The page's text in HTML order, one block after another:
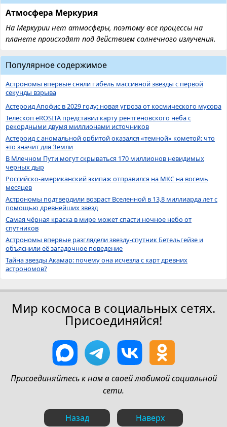
Атмосфера Меркурия
На Меркурии нет атмосферы, поэтому все процессы на
планете происходят под действием солнечного излучения.
Популярное содержимое
Астрономы впервые сняли гибель массивной звезды с первой
секунды взрыва
Астероид Апофис в 2029 году: новая угроза от космического мусора
Телескоп eROSITA представил карту рентгеновского неба с
рекордными двумя миллионами источников
Астероид с аномальной орбитой оказался «темной» кометой: что
это значит для Земли
В Млечном Пути могут скрываться 170 миллионов невидимых
черных дыр
Российско-американский экипаж отправился на МКС на восемь
месяцев
Астрономы подтвердили возраст Вселенной в 13,8 миллиарда лет с
помощью древнейших звёзд
Самая чёрная краска в мире может спасти ночное небо от
спутников
Астрономы впервые разглядели звезду-спутник Бетельгейзе и
объяснили её загадочное поведение
Тайна звезды Акамар: почему она исчезла с карт древних
астрономов?
Мир космоса в социальных сетях.
Присоединяйся!
Присоединяйтесь к нам в своей любимой социальной
сети.
Назад Наверх